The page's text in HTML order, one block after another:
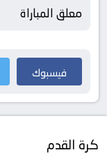
معلق المباراة
فيسبوك
كرة القدم